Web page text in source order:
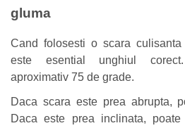
gluma
Cand folosesti o scara
este esential unghiul
aproximativ 75 de grade.
Daca scara este prea abrupta,
Daca este prea inclinata,